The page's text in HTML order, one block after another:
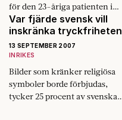
för den 23-åriga patienten i
det så kallade Malmöläkar-
målet som avgjordes i
måndags. Vad tror du händer
när…
Var fjärde svensk vill
inskränka tryckfriheten
13 SEPTEMBER 2007
INRIKES
Bilder som kränker religiösa
symboler borde förbjudas,
tycker 25 procent av svenska